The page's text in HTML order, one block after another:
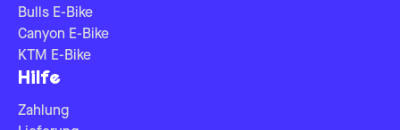
Bulls E-Bike
Canyon E-Bike
KTM E-Bike
Hilfe
Zahlung